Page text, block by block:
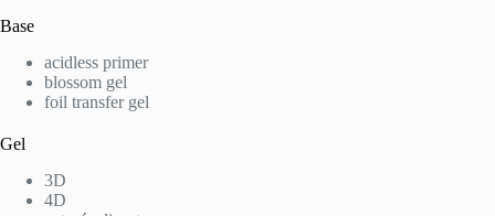
Base
acidless primer
blossom gel
foil transfer gel
Gel
3D
4D